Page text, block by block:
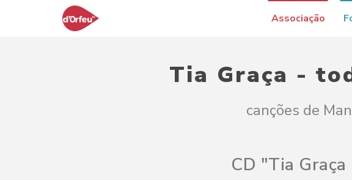
Associação
Tia Graça -
canções de
CD "Tia